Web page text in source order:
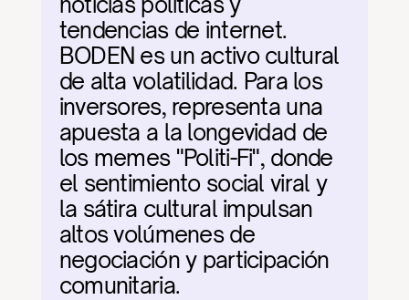
tendencias de internet.
BODEN es un activo cultural
de alta volatilidad. Para los
inversores, representa una
apuesta a la longevidad de
los memes "Politi-Fi", donde
el sentimiento social viral y
la sátira cultural impulsan
altos volúmenes de
negociación y participación
comunitaria.